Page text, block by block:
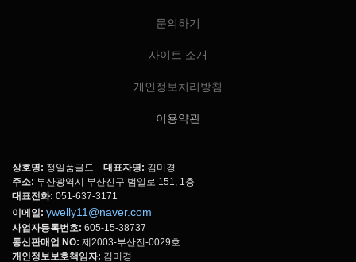
문의하기
사이트 소개
개인정보처리방침
이용약관
상호명: 정일품골드 대표자명: 김미경
주소: 부산광역시 부산진구 범일로 151, 1층
대표전화: 051-637-3171
이메일: ywelly11@naver.com
사업자등록번호: 605-15-38737
통신판매업 NO: 제2003-부산진-0029호
개인정보보호책임자: 김미경